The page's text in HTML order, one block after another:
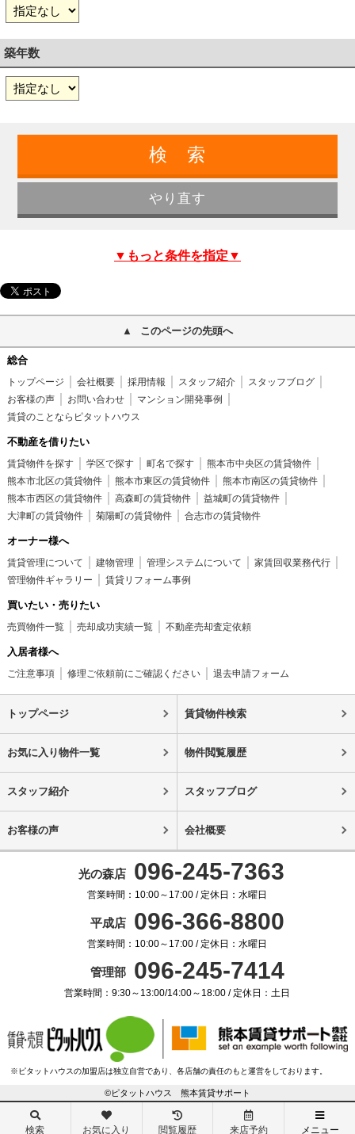
築年数
▼もっと条件を指定▼
このページの先頭へ
総合
トップページ 会社概要 採用情報 スタッフ紹介
スタッフブログ
お客様の声
お問い合わせ
マンション開発事例
賃貸のことならピタットハウス
不動産を借りたい
賃貸物件を探す 学区で探す 町名で探す
熊本市中央区の賃貸物件
熊本市北区の賃貸物件
熊本市東区の賃貸物件
熊本市南区の賃貸物件
熊本市西区の賃貸物件
高森町の賃貸物件
益城町の賃貸物件
大津町の賃貸物件
菊陽町の賃貸物件 合志市の賃貸物件
オーナー様へ
賃貸管理について 建物管理 管理システムについて
家賃回収業務代行
管理物件ギャラリー
賃貸リフォーム事例
買いたい・売りたい
売買物件一覧 売却成功実績一覧 不動産売却査定依頼
入居者様へ
ご注意事項 修理ご依頼前にご確認ください 退去申請フォーム
トップページ 賃貸物件検索
お気に入り物件一覧 物件閲覧履歴
スタッフ紹介 スタッフブログ
お客様の声 会社概要
光の森店 096-245-7363
営業時間：10:00～17:00 / 定休日：水曜日
平成店 096-366-8800
営業時間：10:00～17:00 / 定休日：水曜日
管理部 096-245-7414
営業時間：9:30～13:00/14:00～18:00 / 定休日：土日
※ピタットハウスの加盟店は独立自営であり、各店舗の責任のもと運営をしております。
©ピタットハウス 熊本賃貸サポート
検索 お気に入り 閲覧履歴 来店予約 メニュー